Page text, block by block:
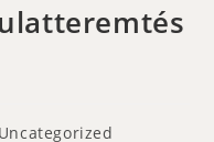
Uncategorized